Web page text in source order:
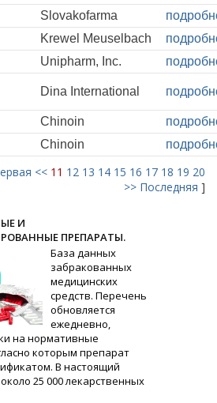
Slovakofarma
Krewel Meuselbach
Unipharm, Inc.
Dina International
Chinoin
Chinoin
<< 11 12 13 14 15 16 17 18 19 20
>> Последняя ]
И
ПРЕПАРАТЫ.
База данных
забракованных
медицинских
средств. Перечень
обновляется
ежедневно,
на нормативные
которым препарат
В настоящий
25 000 лекарственных